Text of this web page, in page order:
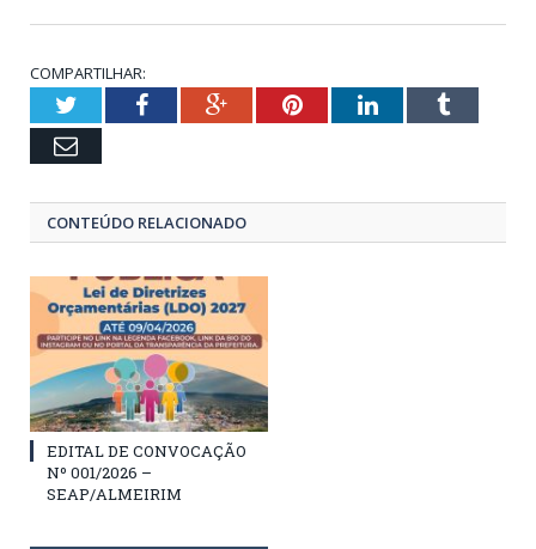
COMPARTILHAR:
TwitterFacebookGoogle+PinterestLinkedInTumblr
Email
CONTEÚDO RELACIONADO
EDITAL DE CONVOCAÇÃO
Nº 001/2026 –
SEAP/ALMEIRIM